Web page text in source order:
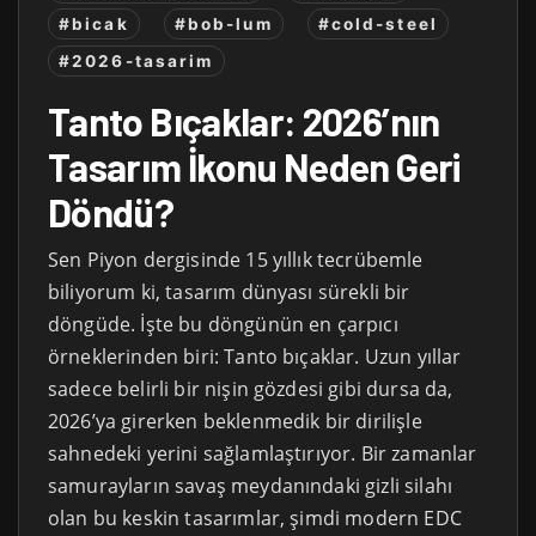
#bicak
#bob-lum
#cold-steel
#2026-tasarim
Tanto Bıçaklar: 2026’nın
Tasarım İkonu Neden Geri
Döndü?
Sen Piyon dergisinde 15 yıllık tecrübemle
biliyorum ki, tasarım dünyası sürekli bir
döngüde. İşte bu döngünün en çarpıcı
örneklerinden biri: Tanto bıçaklar. Uzun yıllar
sadece belirli bir nişin gözdesi gibi dursa da,
2026’ya girerken beklenmedik bir dirilişle
sahnedeki yerini sağlamlaştırıyor. Bir zamanlar
samurayların savaş meydanındaki gizli silahı
olan bu keskin tasarımlar, şimdi modern EDC